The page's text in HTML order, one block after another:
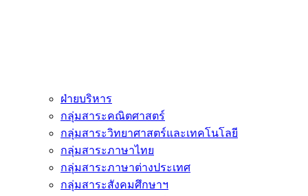
ฝ่ายบริหาร
กลุ่มสาระคณิตศาสตร์
กลุ่มสาระวิทยาศาสตร์และเทคโนโลยี
กลุ่มสาระภาษาไทย
กลุ่มสาระภาษาต่างประเทศ
กลุ่มสาระสังคมศึกษาฯ